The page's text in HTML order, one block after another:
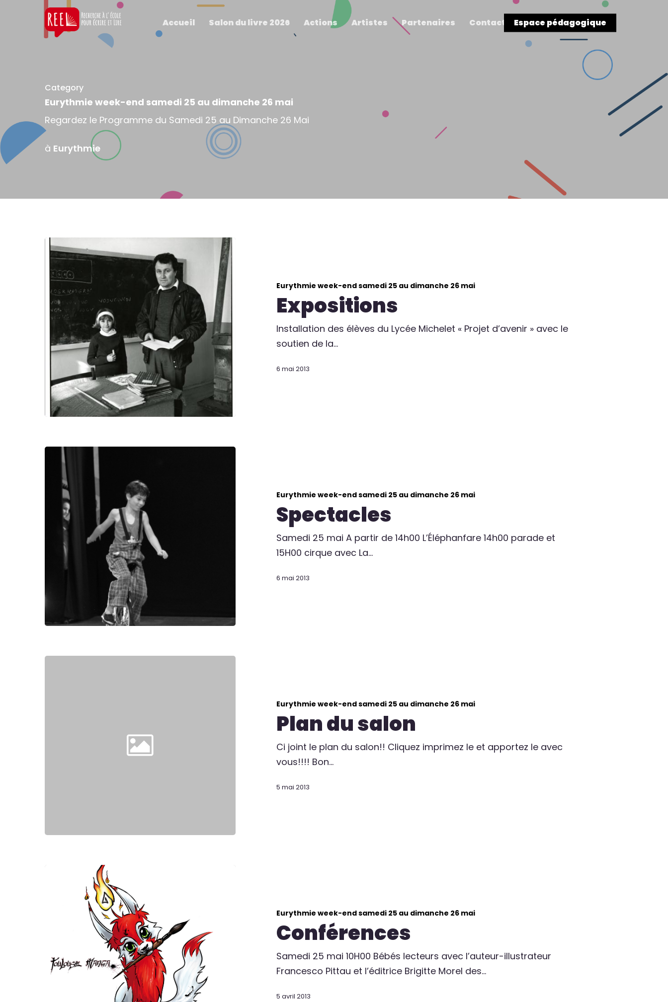
Accueil Salon du livre 2026 Actions Artistes Partenaires Contact Espace pédagogique
Category
Eurythmie week-end samedi 25 au dimanche 26 mai
Regardez le Programme du Samedi 25 au Dimanche 26 Mai
à Eurythmie
Eurythmie week-end samedi 25 au dimanche 26 mai
Expositions
Installation des élèves du Lycée Michelet « Projet d’avenir » avec le
soutien de la…
6 mai 2013
Eurythmie week-end samedi 25 au dimanche 26 mai
Spectacles
Samedi 25 mai A partir de 14h00 L’Éléphanfare 14h00 parade et
15H00 cirque avec La…
6 mai 2013
Eurythmie week-end samedi 25 au dimanche 26 mai
Plan du salon
Ci joint le plan du salon!! Cliquez imprimez le et apportez le avec
vous!!!! Bon…
5 mai 2013
Eurythmie week-end samedi 25 au dimanche 26 mai
Conférences
Samedi 25 mai 10H00 Bébés lecteurs avec l’auteur-illustrateur
Francesco Pittau et l’éditrice Brigitte Morel des…
5 avril 2013